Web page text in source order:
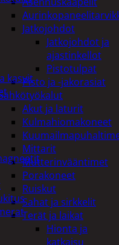
Jatkojohdot
Jatkojohdot ja
ajastinkellot
Pistotulpat
Pisto ja -jakorasiat
Akut ja laturit
Kulmahiomakoneet
Mittarit
Mutterinvääntimet
Porakoneet
Ruiskut
Sahat ja sirkkelit
Terät ja laikat
Hionta ja
katkaisu
kasvit